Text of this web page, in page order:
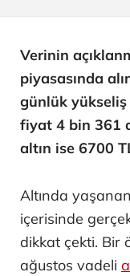
Verinin
piyasasında
günlük yükseliş
fiyat 4 bin 361
altın ise 6700
Altında
içerisinde
dikkat çekti. Bir
ağustos vadeli